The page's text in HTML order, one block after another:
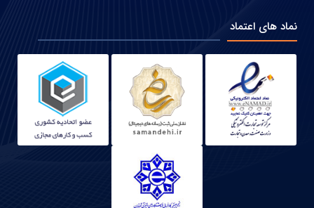
نماد های اعتماد